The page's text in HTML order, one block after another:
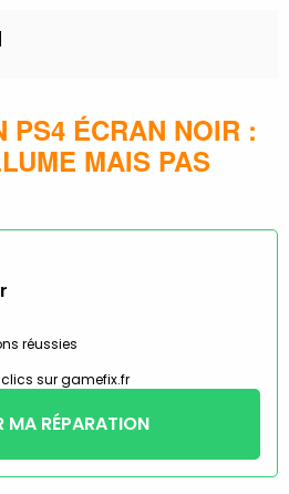
PS4 ÉCRAN NOIR :
MAIS PAS
réussies
sur gamefix.fr
MA RÉPARATION